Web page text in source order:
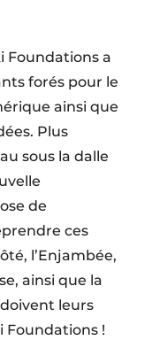
Foundations a
forés pour le
ainsi que
Plus
sous la dalle
de
ces
l’Enjambée,
ainsi que la
leurs
Foundations !